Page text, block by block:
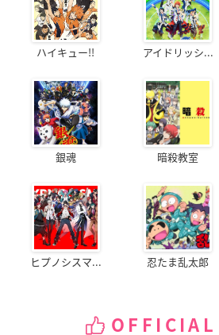
ハイキュー!! アイドリッシ...
銀魂 暗殺教室
ヒプノシスマ... 忍たま乱太郎
OFFICIAL